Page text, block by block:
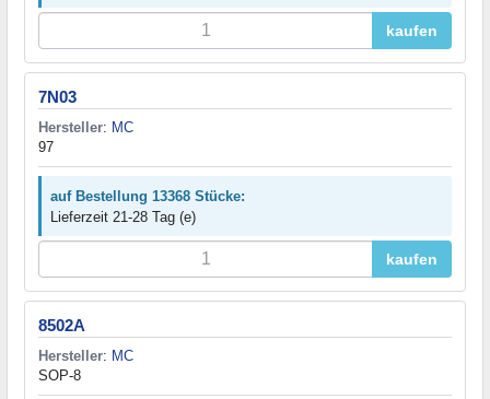
kaufen
7N03
Hersteller: MC
97
auf Bestellung 13368 Stücke:
Lieferzeit 21-28 Tag (e)
kaufen
8502A
Hersteller: MC
SOP-8